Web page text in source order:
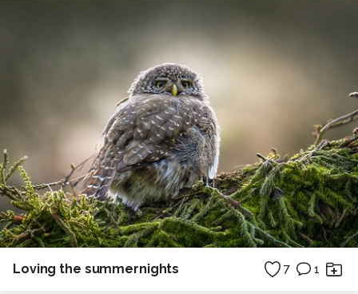
Loving the summernights 7 1